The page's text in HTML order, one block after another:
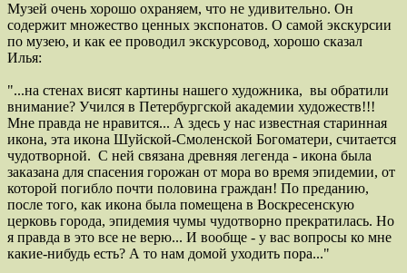
Музей очень хорошо охраняем, что не удивительно. Он
содержит множество ценных экспонатов. О самой экскурсии
по музею, и как ее проводил экскурсовод, хорошо сказал
Илья:
"...на стенах висят картины нашего художника, вы обратили
внимание? Учился в Петербургской академии художеств!!!
Мне правда не нравится... А здесь у нас известная старинная
икона, эта икона Шуйской-Смоленской Богоматери, считается
чудотворной. С ней связана древняя легенда - икона была
заказана для спасения горожан от мора во время эпидемии, от
которой погибло почти половина граждан! По преданию,
после того, как икона была помещена в Воскресенскую
церковь города, эпидемия чумы чудотворно прекратилась. Но
я правда в это все не верю... И вообще - у вас вопросы ко мне
какие-нибудь есть? А то нам домой уходить пора..."